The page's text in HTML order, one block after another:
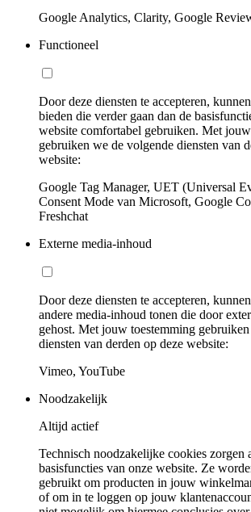
Google Analytics, Clarity, Google
Functioneel
Door deze diensten te accepteren,
bieden die verder gaan dan de
website comfortabel gebruiken. Met
gebruiken we de volgende diensten van
website:
Google Tag Manager, UET (Universal
Consent Mode van Microsoft, Google
Freshchat
Externe media-inhoud
Door deze diensten te accepteren,
andere media-inhoud tonen die door
gehost. Met jouw toestemming
diensten van derden op deze website:
Vimeo, YouTube
Noodzakelijk
Altijd actief
Technisch noodzakelijke cookies zorgen
basisfuncties van onze website. Ze
gebruikt om producten in jouw
of om in te loggen op jouw